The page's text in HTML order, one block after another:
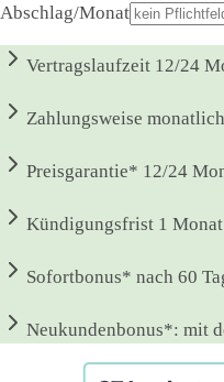
Abschlag/Monat
Vertragslaufzeit 12/24
Zahlungsweise monatlich
Preisgarantie* 12/24
Kündigungsfrist 1 Monat
Sofortbonus* nach 60
Neukundenbonus*: mit